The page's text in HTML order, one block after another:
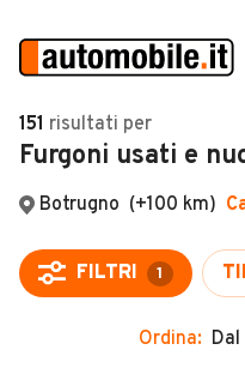
Auto
Auto usate
Auto Km 0
Auto Nuove
Noleggio a lungo
VENDI
MAGAZINE
ACCEDI
151 risultati per
Furgoni usati e
Ordina: